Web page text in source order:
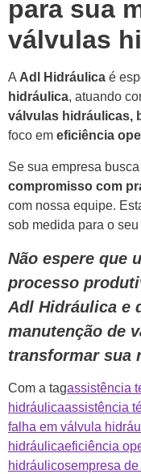
para sua
válvulas
A Adl Hidráulica é
hidráulica, atuando
válvulas hidráulicas,
foco em eficiência
Se sua empresa busca
compromisso com
com nossa equipe.
sob medida para o
Não espere que
processo
Adl Hidráulica e
manutenção de
transformar sua
Com a tagassistência
hidráulicaassistência
falha em válvula
hidráulicaeficiência
hidráulicosempresa